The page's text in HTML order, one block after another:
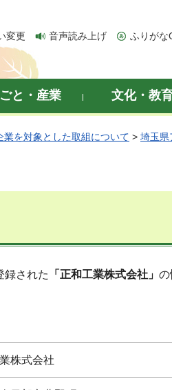
変更 音声読み上げ ふりがな
と・産業 文化・教
を対象とした取組について > 埼玉県
録された 「正和工業株式会社」 の
株式会社